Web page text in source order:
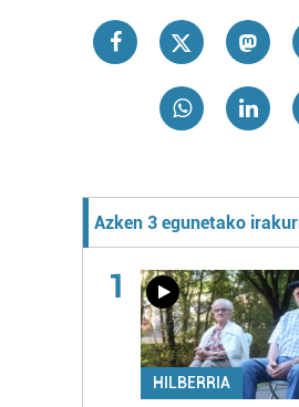
Azken 3 egunetako
1
HILBERRIA